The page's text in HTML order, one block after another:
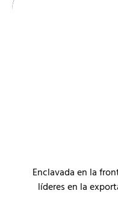
Enclavada en la
líderes en la